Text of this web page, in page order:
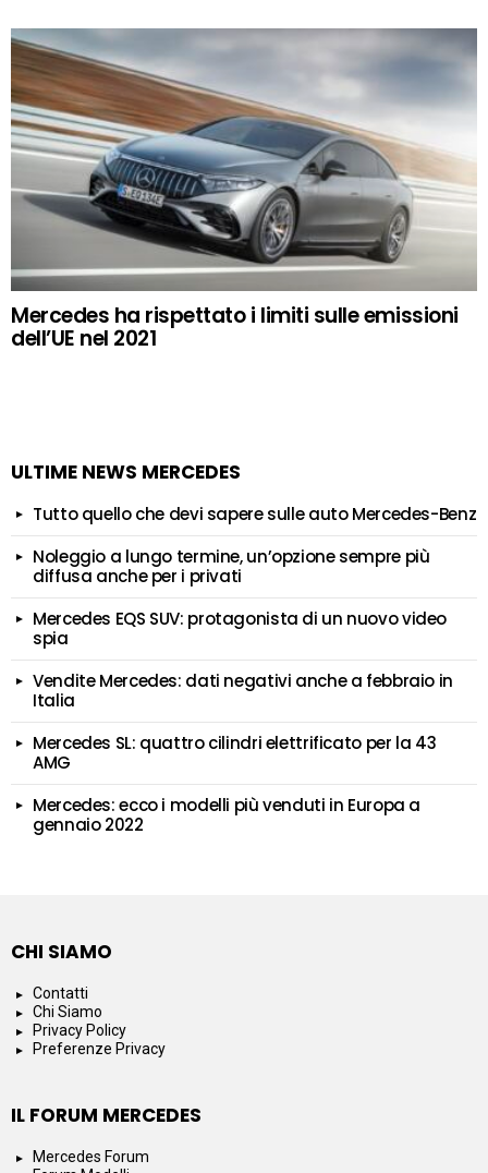
Mercedes ha rispettato i limiti sulle emissioni
dell’UE nel 2021
ULTIME NEWS MERCEDES
Tutto quello che devi sapere sulle auto Mercedes-Benz
Noleggio a lungo termine, un’opzione sempre più
diffusa anche per i privati
Mercedes EQS SUV: protagonista di un nuovo video
spia
Vendite Mercedes: dati negativi anche a febbraio in
Italia
Mercedes SL: quattro cilindri elettrificato per la 43
AMG
Mercedes: ecco i modelli più venduti in Europa a
gennaio 2022
CHI SIAMO
Contatti
Chi Siamo
Privacy Policy
Preferenze Privacy
IL FORUM MERCEDES
Mercedes Forum